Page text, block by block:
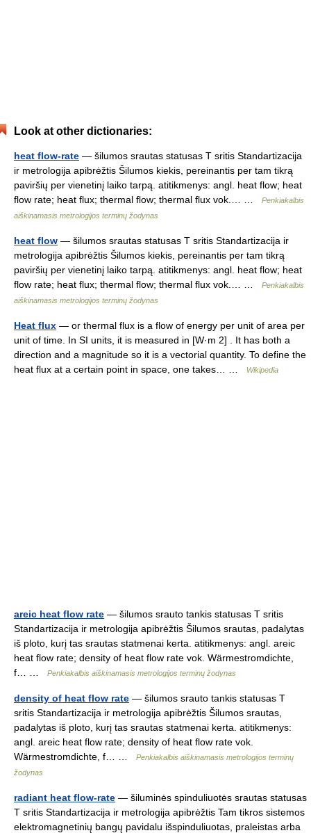
Look at other dictionaries:
heat flow-rate — šilumos srautas statusas T sritis Standartizacija
ir metrologija apibrėžtis Šilumos kiekis, pereinantis per tam tikrą
paviršių per vienetinį laiko tarpą. atitikmenys: angl. heat flow; heat
flow rate; heat flux; thermal flow; thermal flux vok.… …
Penkiakalbis
aiškinamasis metrologijos terminų žodynas
heat flow — šilumos srautas statusas T sritis Standartizacija ir
metrologija apibrėžtis Šilumos kiekis, pereinantis per tam tikrą
paviršių per vienetinį laiko tarpą. atitikmenys: angl. heat flow; heat
flow rate; heat flux; thermal flow; thermal flux vok.… …
Penkiakalbis
aiškinamasis metrologijos terminų žodynas
Heat flux — or thermal flux is a flow of energy per unit of area per
unit of time. In SI units, it is measured in [W·m 2] . It has both a
direction and a magnitude so it is a vectorial quantity. To define the
heat flux at a certain point in space, one takes… …
Wikipedia
areic heat flow rate — šilumos srauto tankis statusas T sritis
Standartizacija ir metrologija apibrėžtis Šilumos srautas, padalytas
iš ploto, kurį tas srautas statmenai kerta. atitikmenys: angl. areic
heat flow rate; density of heat flow rate vok. Wärmestromdichte,
f… …
Penkiakalbis aiškinamasis metrologijos terminų žodynas
density of heat flow rate — šilumos srauto tankis statusas T
sritis Standartizacija ir metrologija apibrėžtis Šilumos srautas,
padalytas iš ploto, kurį tas srautas statmenai kerta. atitikmenys:
angl. areic heat flow rate; density of heat flow rate vok.
Wärmestromdichte, f… …
Penkiakalbis aiškinamasis metrologijos terminų
žodynas
radiant heat flow-rate — šiluminės spinduliuotės srautas statusas
T sritis Standartizacija ir metrologija apibrėžtis Tam tikros sistemos
elektromagnetinių bangų pavidalu išspinduliuotas, praleistas arba